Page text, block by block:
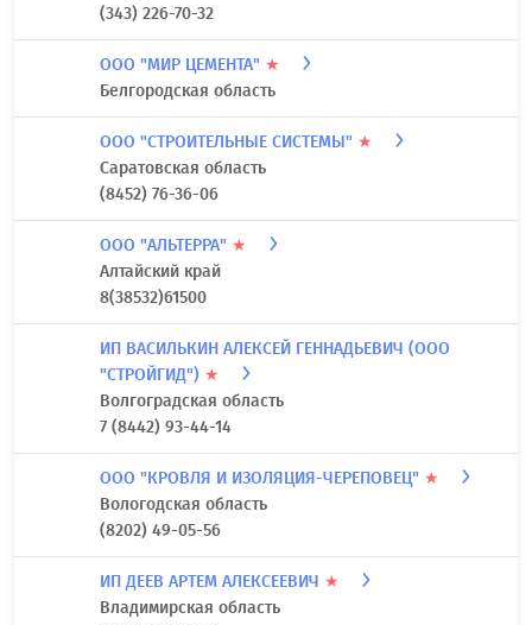
(343) 226-70-32
ООО "МИР ЦЕМЕНТА" ★
Белгородская область
ООО "СТРОИТЕЛЬНЫЕ СИСТЕМЫ" ★
Саратовская область
(8452) 76-36-06
ООО "АЛЬТЕРРА" ★
Алтайский край
8(38532)61500
ИП ВАСИЛЬКИН АЛЕКСЕЙ ГЕННАДЬЕВИЧ (ООО
"СТРОЙГИД") ★
Волгоградская область
7 (8442) 93-44-14
ООО "КРОВЛЯ И ИЗОЛЯЦИЯ-ЧЕРЕПОВЕЦ" ★
Вологодская область
(8202) 49-05-56
ИП ДЕЕВ АРТЕМ АЛЕКСЕЕВИЧ ★
Владимирская область